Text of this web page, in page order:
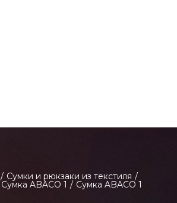
/ Сумки и рюкзаки из текстиля /
Cумка ABACO 1 / Сумка ABACO 1